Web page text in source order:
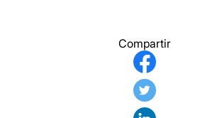
Compartir